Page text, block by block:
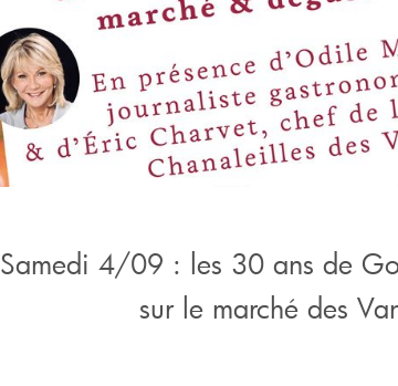
Samedi 4/09 : les 30 ans de
sur le marché des